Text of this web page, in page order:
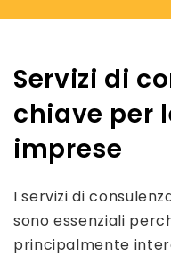
Servizi di
chiave per
imprese
I servizi di
sono essenziali
principalmente